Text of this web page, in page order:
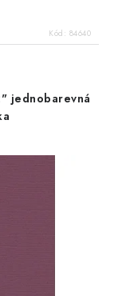
Kód: 84640
jednobarevná